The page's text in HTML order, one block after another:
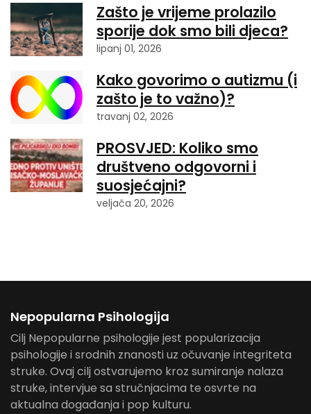
Zašto je vrijeme prolazilo
sporije dok smo bili djeca?
lipanj 01, 2026
Kako govorimo o autizmu (i
zašto je to važno)?
travanj 02, 2026
PROSVJED: Koliko smo
društveno odgovorni i
suosjećajni?
veljača 20, 2026
Nepopularna Psihologija
Cilj Nepopularne psihologije jest popularizacija
psihologije i srodnih znanosti uz očuvanje integriteta
struke. Ovaj cilj ostvarujemo kroz sumiranje nalaza
struke, intervjue sa stručnjacima te osvrte na
aktualna događanja i pop kulturu.